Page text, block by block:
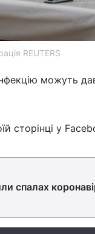
REUTERS
можуть
сторінці у
спалах